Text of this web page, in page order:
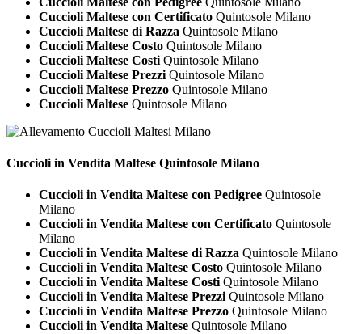
Cuccioli Maltese con Certificato Quintosole Milano
Cuccioli Maltese di Razza Quintosole Milano
Cuccioli Maltese Costo Quintosole Milano
Cuccioli Maltese Costi Quintosole Milano
Cuccioli Maltese Prezzi Quintosole Milano
Cuccioli Maltese Prezzo Quintosole Milano
Cuccioli Maltese Quintosole Milano
Cuccioli in Vendita Maltese Quintosole Milano
Cuccioli in Vendita Maltese con Pedigree Quintosole
Milano
Cuccioli in Vendita Maltese con Certificato Quintosole
Milano
Cuccioli in Vendita Maltese di Razza Quintosole Milano
Cuccioli in Vendita Maltese Costo Quintosole Milano
Cuccioli in Vendita Maltese Costi Quintosole Milano
Cuccioli in Vendita Maltese Prezzi Quintosole Milano
Cuccioli in Vendita Maltese Prezzo Quintosole Milano
Cuccioli in Vendita Maltese Quintosole Milano